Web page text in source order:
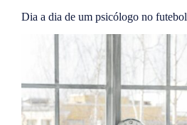
Dia a dia de um psicólogo no futebol